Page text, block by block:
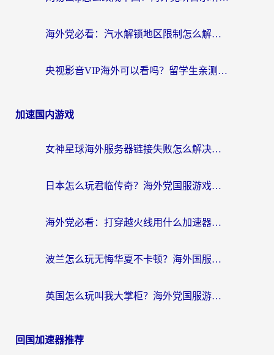
海外党必看：汽水解锁地区限制怎么解除？3招解决国内影音&生活服务难题
央视影音VIP海外可以看吗？留学生亲测有效的回国加速器选择指南
加速国内游戏
女神星球海外服务器链接失败怎么解决？海外党国服游戏加速避坑指南
日本怎么玩君临传奇？海外党国服游戏加速避坑指南（附菲律宾欧洲玩家实测）
海外党必看：打穿越火线用什么加速器？解决延迟卡顿，还能玩奇妙拼图世界和第五人格
波兰怎么玩无悔华夏不卡顿？海外国服游戏加速器终极指南（附征途2萤火突击解决方案）
英国怎么玩叫我大掌柜？海外党国服游戏加速避坑指南（附实测推荐）
回国加速器推荐